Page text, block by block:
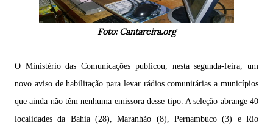
Foto: Cantareira.org
O Ministério das Comunicações publicou, nesta segunda-feira, um
novo aviso de habilitação para levar rádios comunitárias a municípios
que ainda não têm nenhuma emissora desse tipo. A seleção abrange 40
localidades da Bahia (28), Maranhão (8), Pernambuco (3) e Rio